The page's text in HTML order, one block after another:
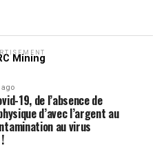
ago
19, de l’absence de
d’avec l’argent au
au virus